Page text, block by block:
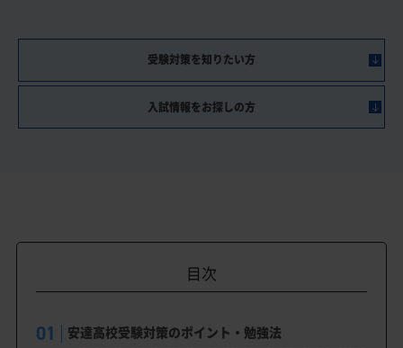
受験対策を知りたい方
入試情報をお探しの方
目次
安達高校受験対策のポイント・勉強法